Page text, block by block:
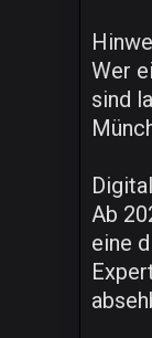
Wer
sind
Ab
eine